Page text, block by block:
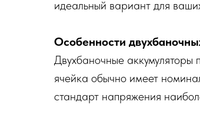
идеальный вариант для
Особенности
Двухбаночные аккумуляторы
ячейка обычно имеет
стандарт напряжения